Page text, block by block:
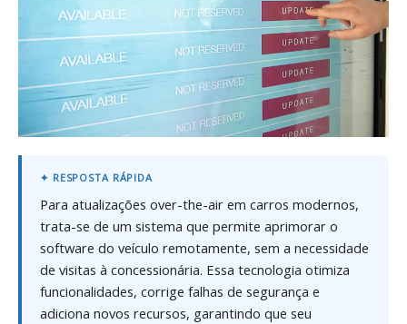
Para atualizações over-the-air em carros modernos,
trata-se de um sistema que permite aprimorar o
software do veículo remotamente, sem a necessidade
de visitas à concessionária. Essa tecnologia otimiza
funcionalidades, corrige falhas de segurança e
adiciona novos recursos, garantindo que seu